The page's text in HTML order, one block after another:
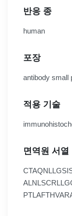
반응 종
human
포장
antibody small
적용 기술
면역원 서열